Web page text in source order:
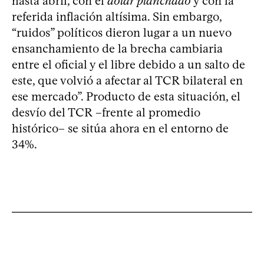
referida inflación altísima. Sin embargo,
“ruidos” políticos dieron lugar a un nuevo
ensanchamiento de la brecha cambiaria
entre el oficial y el libre debido a un salto de
este, que volvió a afectar al TCR bilateral en
ese mercado”. Producto de esta situación, el
desvío del TCR –frente al promedio
histórico– se sitúa ahora en el entorno de
34%.